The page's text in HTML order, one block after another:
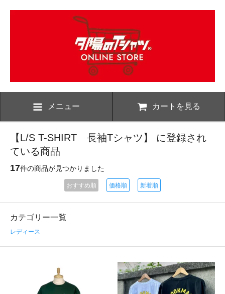
メニュー カートを見る
【L/S T-SHIRT 長袖Tシャツ】 に登録され
ている商品
17件の商品が見つかりました
おすすめ順 価格順 新着順
カテゴリー一覧
レディース